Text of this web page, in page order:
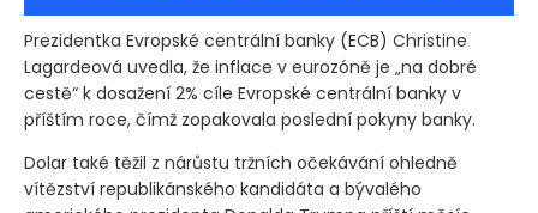
Prezidentka Evropské centrální banky (ECB) Christine
Lagardeová uvedla, že inflace v eurozóně je „na dobré
cestě“ k dosažení 2% cíle Evropské centrální banky v
příštím roce, čímž zopakovala poslední pokyny banky.
Dolar také těžil z nárůstu tržních očekávání ohledně
vítězství republikánského kandidáta a bývalého